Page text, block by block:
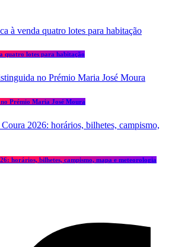
quatro lotes para habitação
Prémio Maria José Moura
horários, bilhetes, campismo, mapa e meteorologia